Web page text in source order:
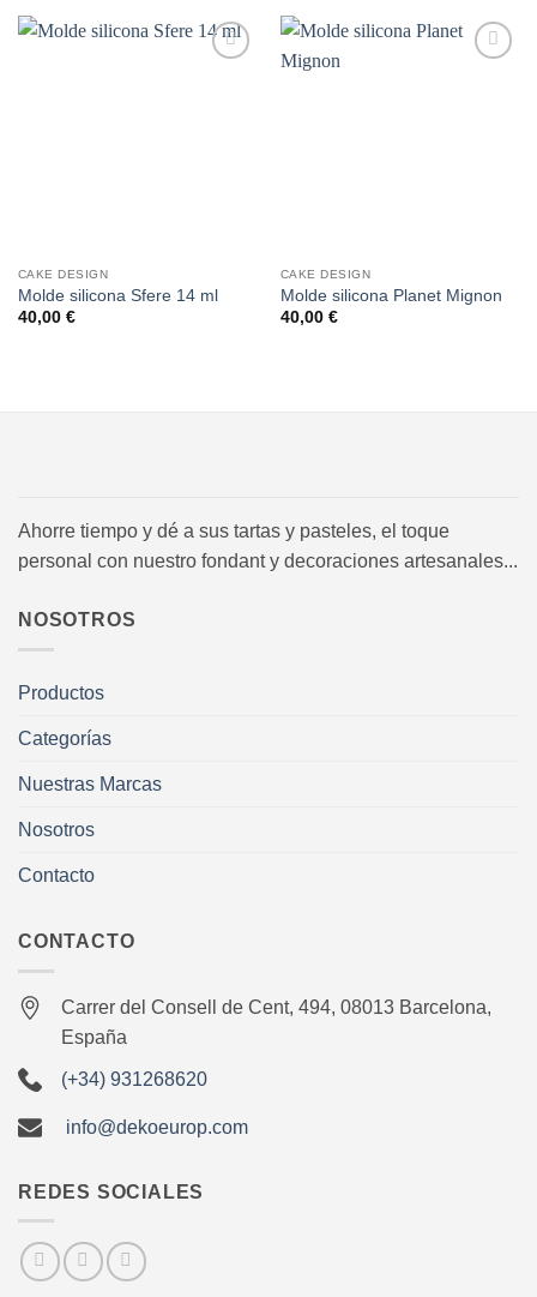
CAKE DESIGN
Molde silicona Sfere 14 ml
40,00 €
CAKE DESIGN
Molde silicona Planet Mignon
40,00 €
Ahorre tiempo y dé a sus tartas y pasteles, el toque
personal con nuestro fondant y decoraciones artesanales...
NOSOTROS
Productos
Categorías
Nuestras Marcas
Nosotros
Contacto
CONTACTO
Carrer del Consell de Cent, 494, 08013 Barcelona,
España
(+34) 931268620
info@dekoeurop.com
REDES SOCIALES